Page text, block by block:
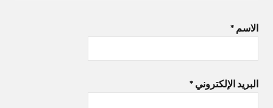
الاسم *
البريد الإلكتروني *